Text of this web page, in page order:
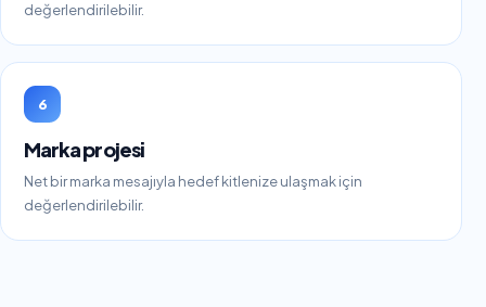
değerlendirilebilir.
6
Marka projesi
Net bir marka mesajıyla hedef kitlenize ulaşmak için
değerlendirilebilir.